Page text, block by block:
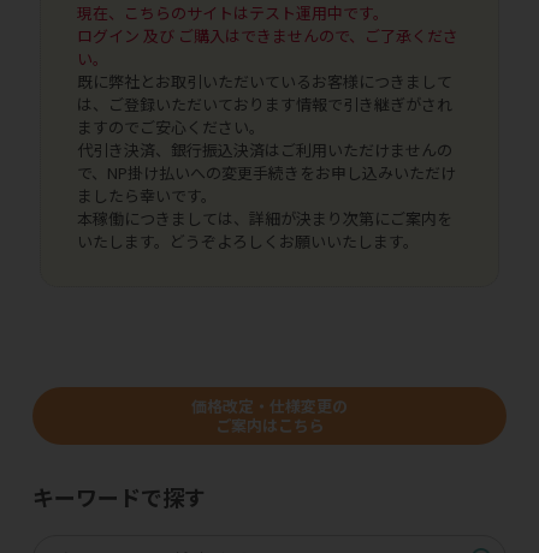
現在、こちらのサイトはテスト運用中です。
ログイン 及び ご購入はできませんので、ご了承くださ
い。
既に弊社とお取引いただいているお客様につきまして
は、ご登録いただいております情報で引き継ぎがされ
ますのでご安心ください。
代引き決済、銀行振込決済はご利用いただけませんの
で、NP掛け払いへの変更手続きをお申し込みいただけ
ましたら幸いです。
本稼働につきましては、詳細が決まり次第にご案内を
いたします。どうぞよろしくお願いいたします。
価格改定・仕様変更の
ご案内はこちら
キーワードで探す